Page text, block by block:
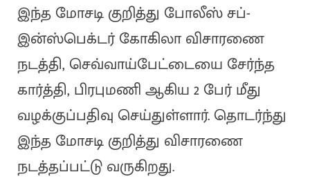
இந்த மோசடி குறித்து போலீஸ் சப்-
இன்ஸ்பெக்டர் கோகிலா விசாரணை
நடத்தி, செவ்வாய்பேட்டையை சேர்ந்த
கார்த்தி, பிரபுமணி ஆகிய 2 பேர் மீது
வழக்குப்பதிவு செய்துள்ளார். தொடர்ந்து
இந்த மோசடி குறித்து விசாரணை
நடத்தப்பட்டு வருகிறது.